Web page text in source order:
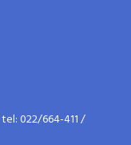
tel: 022/664-411 /